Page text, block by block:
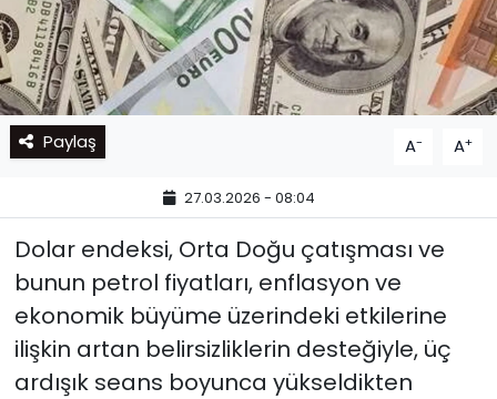
Paylaş A- A+
27.03.2026 - 08:04
Dolar endeksi, Orta Doğu çatışması ve
bunun petrol fiyatları, enflasyon ve
ekonomik büyüme üzerindeki etkilerine
ilişkin artan belirsizliklerin desteğiyle, üç
ardışık seans boyunca yükseldikten